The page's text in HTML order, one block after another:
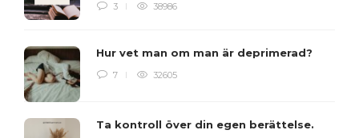
3 38986
Hur vet man om man är deprimerad?
7 32605
Ta kontroll över din egen berättelse.